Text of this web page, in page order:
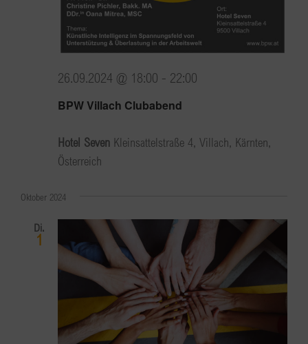
BPW Villach Clubabend
26.09.2024 @ 18:00 - 22:00
Hotel Seven Kleinsattelstraße 4, Villach, Kärnten,
Österreich
Oktober 2024
Di.
1